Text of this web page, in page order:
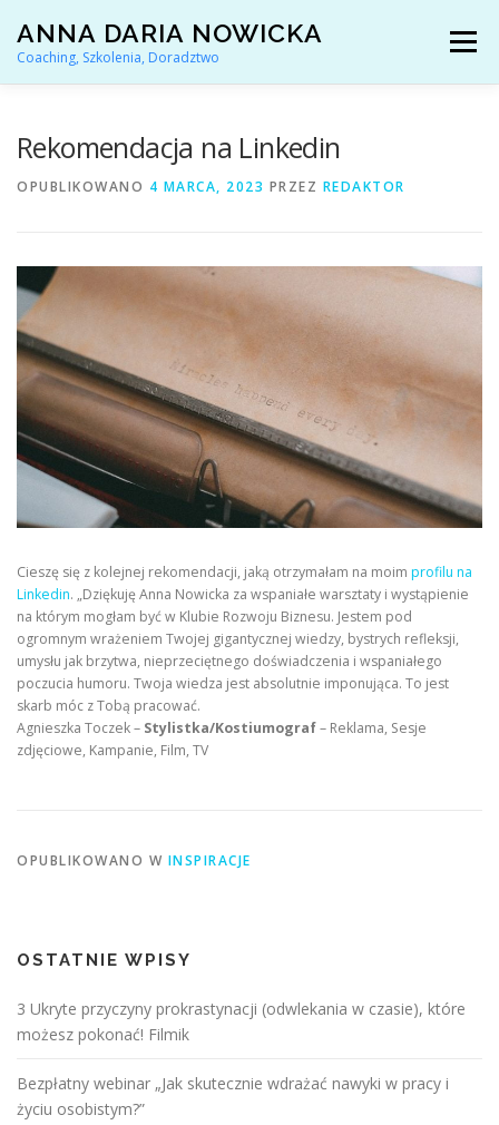
treści
ANNA DARIA NOWICKA
Coaching, Szkolenia, Doradztwo
Menu
ARTYKUŁY I YOUTUBE
KONTAKT
Rekomendacja na Linkedin
OPUBLIKOWANO 4 MARCA, 2023 PRZEZ REDAKTOR
Cieszę się z kolejnej rekomendacji, jaką otrzymałam na moim profilu na
Linkedin. „Dziękuję Anna Nowicka za wspaniałe warsztaty i wystąpienie
na którym mogłam być w Klubie Rozwoju Biznesu. Jestem pod
ogromnym wrażeniem Twojej gigantycznej wiedzy, bystrych refleksji,
umysłu jak brzytwa, nieprzeciętnego doświadczenia i wspaniałego
poczucia humoru. Twoja wiedza jest absolutnie imponująca. To jest
skarb móc z Tobą pracować.
Agnieszka Toczek – Stylistka/Kostiumograf– Reklama, Sesje
zdjęciowe, Kampanie, Film, TV
OPUBLIKOWANO W INSPIRACJE
OSTATNIE WPISY
3 Ukryte przyczyny prokrastynacji (odwlekania w czasie), które
możesz pokonać! Filmik
Bezpłatny webinar „Jak skutecznie wdrażać nawyki w pracy i
życiu osobistym?”